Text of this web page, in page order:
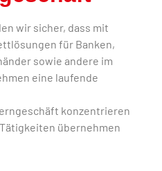
wir sicher, dass mit
für Banken,
sowie andere im
eine laufende
konzentrieren
übernehmen